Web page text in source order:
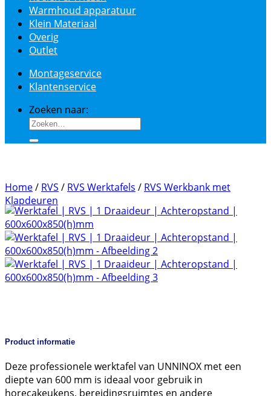
Warmhoud apparatuur
Klein Materiaal
Overig
Outlet
Montageservice
Klantenservice
Zoeken naar:
Home/ RVS / RVS Werktafels / RVS Werkbank met
Klapdeuren
Product informatie
Deze professionele werktafel van UNNINOX met een
diepte van 600 mm is ideaal voor gebruik in
horecakeukens, bereidingsruimtes en andere